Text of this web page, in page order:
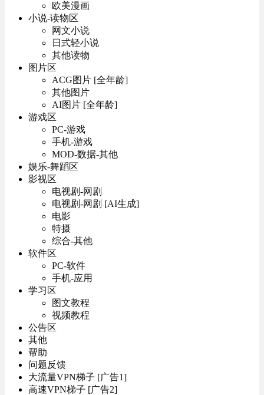
欧美漫画
小说-读物区
网文小说
日式轻小说
其他读物
图片区
ACG图片 [全年龄]
其他图片
AI图片 [全年龄]
游戏区
PC-游戏
手机-游戏
MOD-数据-其他
娱乐-舞蹈区
影视区
电视剧-网剧
电视剧-网剧 [AI生成]
电影
特摄
综合-其他
软件区
PC-软件
手机-应用
学习区
图文教程
视频教程
公告区
其他
帮助
问题反馈
大流量VPN梯子 [广告1]
高速VPN梯子 [广告2]